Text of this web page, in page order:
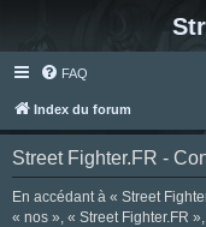
FAQ
Index du forum
Street Fighter.FR -
En accédant à « Street
« nos », « Street Fighter.FR